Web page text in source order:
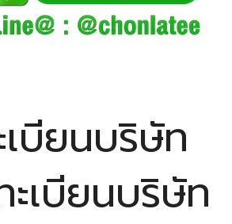
บียนบริษัท
เบียนบริษัท